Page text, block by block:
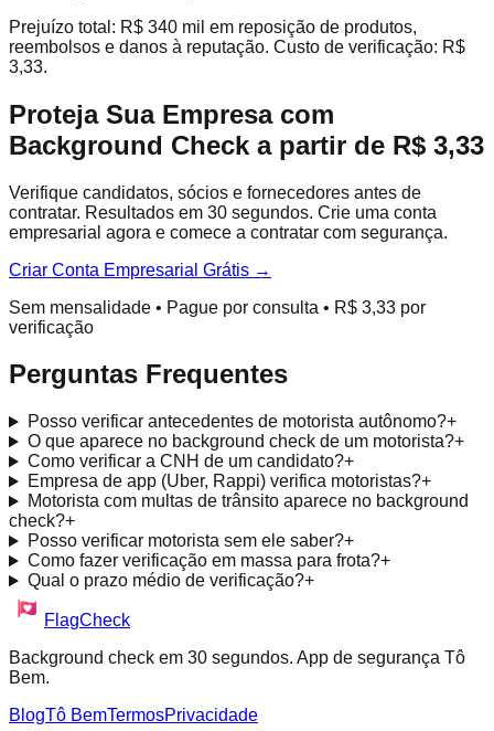
Prejuízo total: R$ 340 mil em reposição de produtos,
reembolsos e danos à reputação. Custo de verificação: R$
3,33.
Proteja Sua Empresa com
Background Check a partir de R$ 3,33
Verifique candidatos, sócios e fornecedores antes de
contratar. Resultados em 30 segundos. Crie uma conta
empresarial agora e comece a contratar com segurança.
Criar Conta Empresarial Grátis →
Sem mensalidade • Pague por consulta • R$ 3,33 por
verificação
Perguntas Frequentes
Posso verificar antecedentes de motorista autônomo?+
O que aparece no background check de um motorista?+
Como verificar a CNH de um candidato?+
Empresa de app (Uber, Rappi) verifica motoristas?+
Motorista com multas de trânsito aparece no background
check?+
Posso verificar motorista sem ele saber?+
Como fazer verificação em massa para frota?+
Qual o prazo médio de verificação?+
FlagCheck
Background check em 30 segundos. App de segurança Tô
Bem.
BlogTô BemTermosPrivacidade